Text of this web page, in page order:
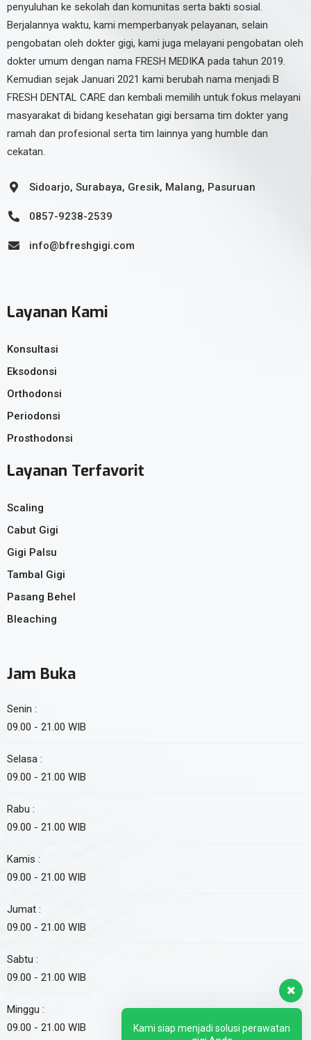
penyuluhan ke sekolah dan komunitas serta bakti sosial.
Berjalannya waktu, kami memperbanyak pelayanan, selain
pengobatan oleh dokter gigi, kami juga melayani pengobatan oleh
dokter umum dengan nama FRESH MEDIKA pada tahun 2019.
Kemudian sejak Januari 2021 kami berubah nama menjadi B
FRESH DENTAL CARE dan kembali memilih untuk fokus melayani
masyarakat di bidang kesehatan gigi bersama tim dokter yang
ramah dan profesional serta tim lainnya yang humble dan
cekatan.
Sidoarjo, Surabaya, Gresik, Malang, Pasuruan
0857-9238-2539
info@bfreshgigi.com
Layanan Kami
Konsultasi
Eksodonsi
Orthodonsi
Periodonsi
Prosthodonsi
Layanan Terfavorit
Scaling
Cabut Gigi
Gigi Palsu
Tambal Gigi
Pasang Behel
Bleaching
Jam Buka
Senin :
09.00 - 21.00 WIB
Selasa :
09.00 - 21.00 WIB
Rabu :
09.00 - 21.00 WIB
Kamis :
09.00 - 21.00 WIB
Jumat :
09.00 - 21.00 WIB
Sabtu :
09.00 - 21.00 WIB
Minggu :
09.00 - 21.00 WIB
Kami siap menjadi solusi perawatan